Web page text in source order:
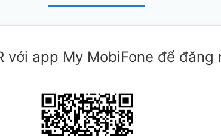
với app My MobiFone để đăng